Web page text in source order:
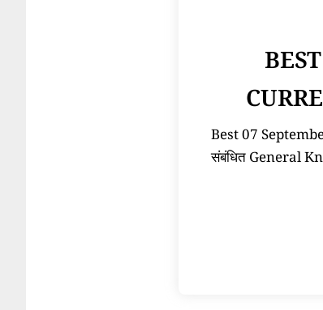
Best 07
संबंधित General